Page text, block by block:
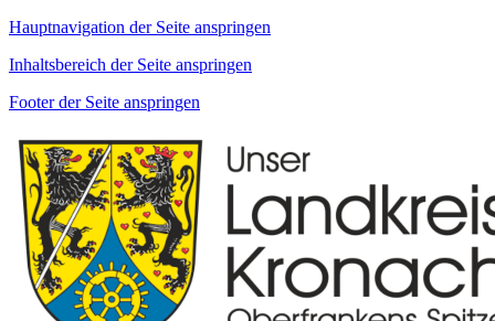
Hauptnavigation der Seite anspringen
Inhaltsbereich der Seite anspringen
Footer der Seite anspringen